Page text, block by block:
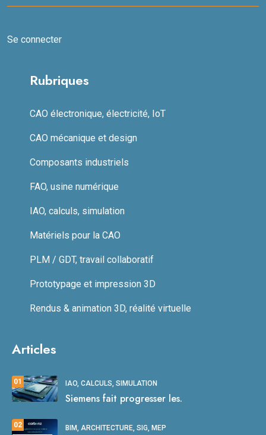
Se connecter
Rubriques
CAO électronique, électricité, IoT
CAO mécanique et design
Composants industriels
FAO, usine numérique
IAO, calculs, simulation
Matériels pour la CAO
PLM / GDT, travail collaboratif
Prototypage et impression 3D
Rendus & animation 3D, réalité virtuelle
Articles
01 IAO, CALCULS, SIMULATION
Siemens fait progresser les.
02 BIM, ARCHITECTURE, SIG, MEP